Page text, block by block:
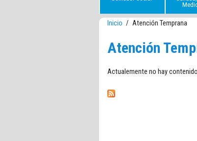
Inicio / Atención Temprana
Atención
Actualemente no hay